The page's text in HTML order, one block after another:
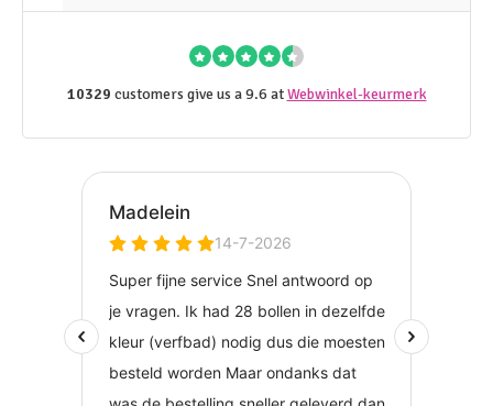
10329 customers give us a 9.6 atWebwinkel-keurmerk